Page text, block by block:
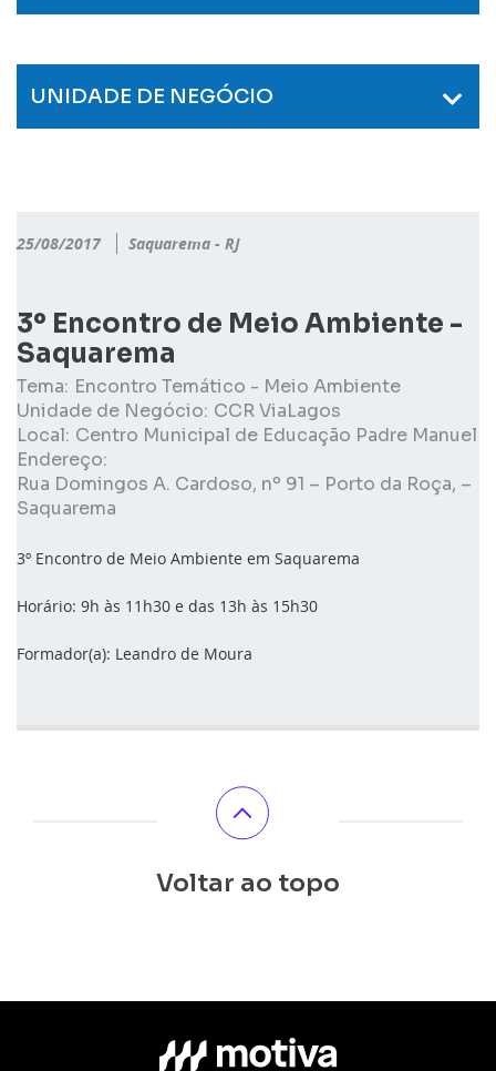
UNIDADE DE NEGÓCIO
25/08/2017 Saquarema - RJ
3º Encontro de Meio Ambiente -
Saquarema
Tema: Encontro Temático - Meio Ambiente
Unidade de Negócio: CCR ViaLagos
Local: Centro Municipal de Educação Padre Manuel
Endereço:
Rua Domingos A. Cardoso, nº 91 – Porto da Roça, –
Saquarema
3º Encontro de Meio Ambiente em Saquarema
Horário: 9h às 11h30 e das 13h às 15h30
Formador(a): Leandro de Moura
Voltar ao topo